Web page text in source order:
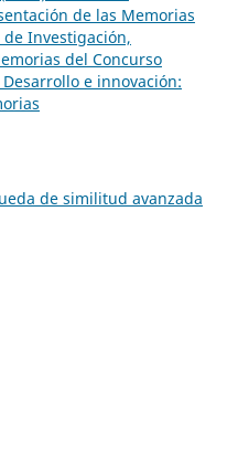
de las Memorias
de Investigación,
del Concurso
e innovación:
de similitud avanzada